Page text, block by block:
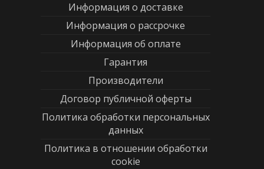
Информация о доставке
Информация о рассрочке
Информация об оплате
Гарантия
Производители
Договор публичной оферты
Политика обработки персональных
данных
Политика в отношении обработки
cookie